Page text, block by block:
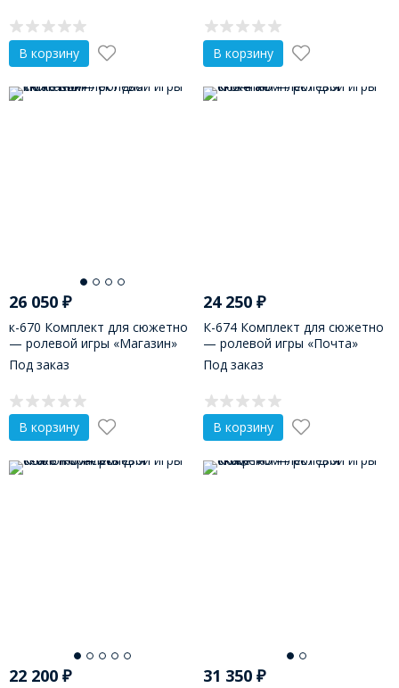
В корзину В корзину
26 050 ₽
к-670 Комплект для сюжетно
— ролевой игры «Магазин»
Под заказ
В корзину
24 250₽
К-674 Комплект для сюжетно
— ролевой игры «Почта»
Под заказ
В корзину
22 200 ₽ 31 350₽